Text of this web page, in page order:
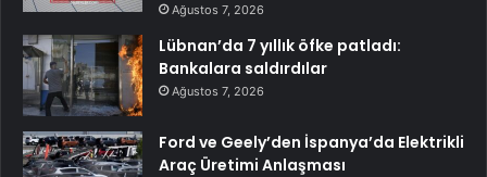
Ağustos 7, 2026
Lübnan’da 7 yıllık öfke patladı:
Bankalara saldırdılar
Ağustos 7, 2026
Ford ve Geely’den İspanya’da Elektrikli
Araç Üretimi Anlaşması